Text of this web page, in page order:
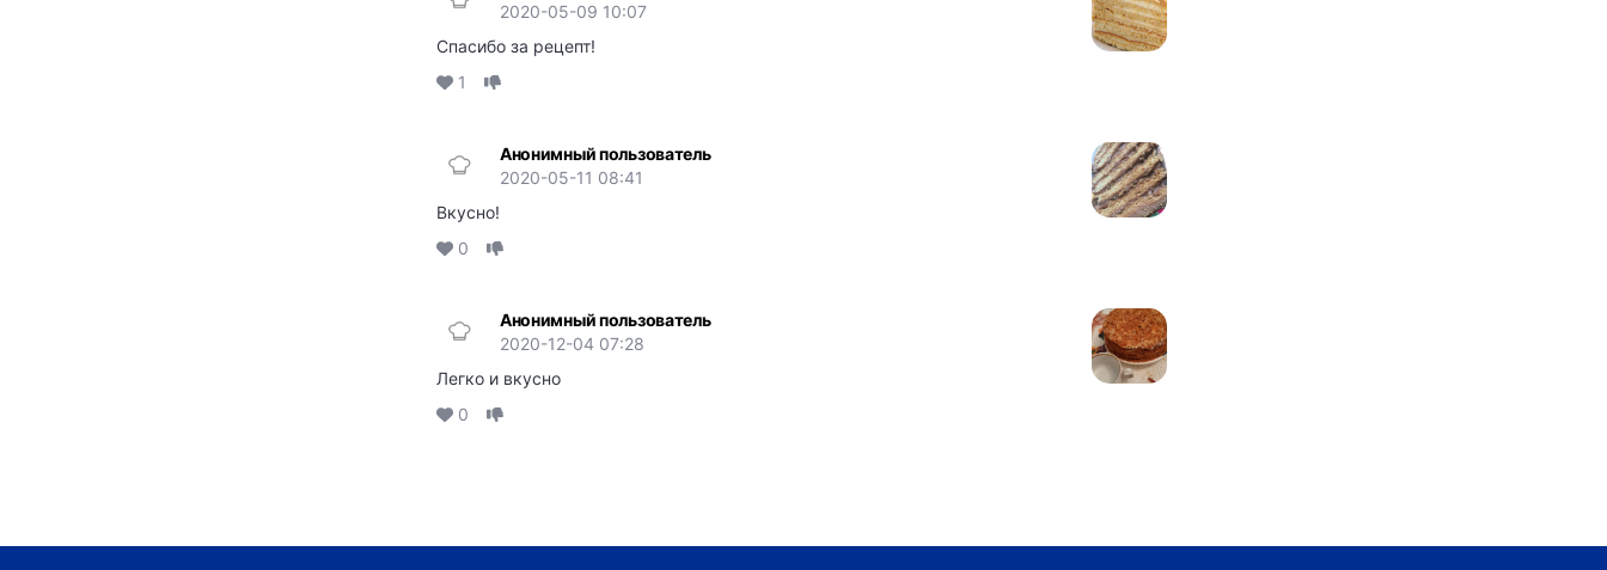
2020-05-09 10:07
Спасибо за рецепт!
1
Анонимный пользователь
2020-05-11 08:41
Вкусно!
0
Анонимный пользователь
2020-12-04 07:28
Легко и вкусно
0